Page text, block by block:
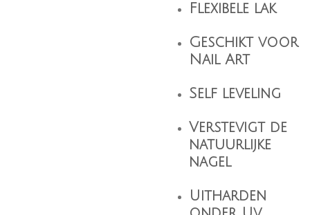
Flexibele lak
Geschikt voor
Nail Art
Self leveling
Verstevigt de
natuurlijke
nagel
Uitharden